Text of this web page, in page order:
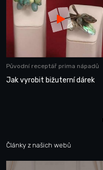
Původní receptář prima nápadů
Jak vyrobit bižuterní dárek
Články z našich webů